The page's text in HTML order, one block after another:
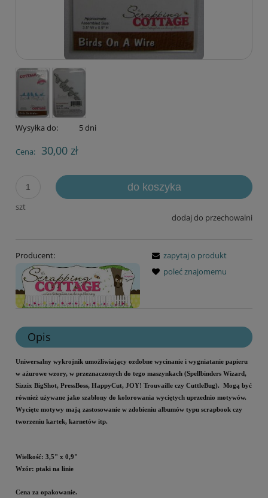
Wysyłka do: 5 dni
Cena: 30,00 zł
szt
do koszyka
dodaj do przechowalni
Producent:
zapytaj o produkt
poleć znajomemu
Opis
Uniwersalny wykrojnik umożliwiający ozdobne wycinanie i wygniatanie papieru
w ażurowe wzory, w przeznaczonych do tego maszynkach (Spellbinders Wizard,
Sizzix BigShot, PressBoss, HappyCut, JOY! Trouvaille czy CuttleBug). Mogą być
również używane jako szablony do kolorowania wyciętych uprzednio motywów.
Wycięte motywy mają zastosowanie w zdobieniu albumów typu scrapbook czy
tworzeniu kartek, karnetów itp.
Wielkość: 3,5" x 0,9"
Wzór: ptaki na linie
Cena za opakowanie.